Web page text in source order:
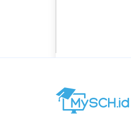
Lingkup
Admin MySCH.id